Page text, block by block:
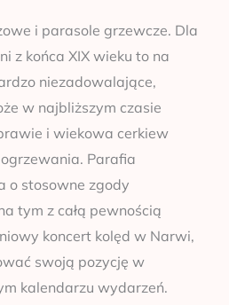
i parasole grzewcze. Dla
z końca XIX wieku to na
niezadowalające,
w najbliższym czasie
i wiekowa cerkiew
Parafia
o stosowne zgody
tym z całą pewnością
koncert kolęd w Narwi,
swoją pozycję w
kalendarzu wydarzeń.